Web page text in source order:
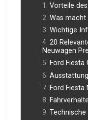
Vorteile
Was macht
Wichtige
20
Neuwagen
Ford Fiesta
Ford
Technische